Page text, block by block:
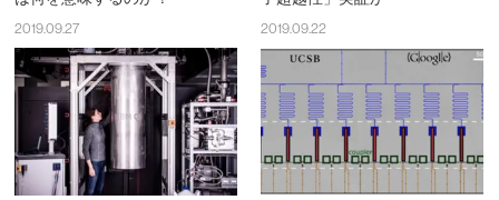
2019.09.27 2019.09.22